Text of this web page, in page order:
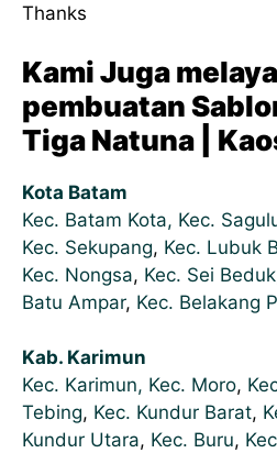
Thanks
Kami Juga
pembuatan
Tiga Natuna |
Kota Batam
Kec. Batam Kota, Kec.
Kec. Sekupang, Kec. Lubuk
Kec. Nongsa, Kec. Sei Beduk
Batu Ampar, Kec. Belakang
Kab. Karimun
Kec. Karimun, Kec. Moro,
Tebing, Kec. Kundur Barat,
Kundur Utara, Kec. Buru,